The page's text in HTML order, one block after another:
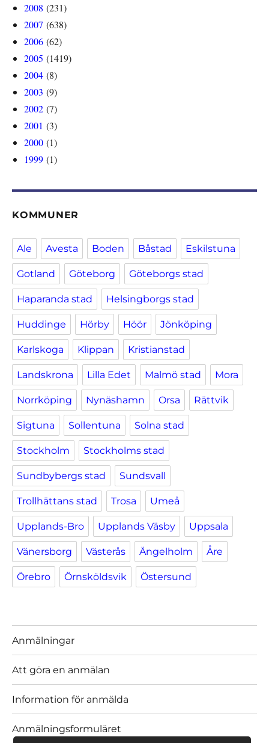
2008 (231)
2007 (638)
2006 (62)
2005 (1419)
2004 (8)
2003 (9)
2002 (7)
2001 (3)
2000 (1)
1999 (1)
KOMMUNER
Ale Avesta Boden Båstad Eskilstuna
Gotland Göteborg Göteborgs stad
Haparanda stad Helsingborgs stad
Huddinge Hörby Höör Jönköping
Karlskoga Klippan Kristianstad
Landskrona Lilla Edet Malmö stad Mora
Norrköping Nynäshamn Orsa Rättvik
Sigtuna Sollentuna Solna stad
Stockholm Stockholms stad
Sundbybergs stad Sundsvall
Trollhättans stad Trosa Umeå
Upplands-Bro Upplands Väsby Uppsala
Vänersborg Västerås Ängelholm Åre
Örebro Örnsköldsvik Östersund
Anmälningar
Att göra en anmälan
Information för anmälda
Anmälningsformuläret